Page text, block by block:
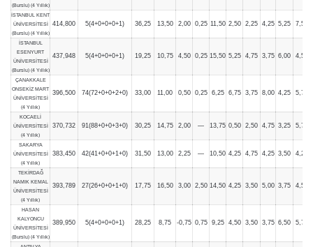
(Burslu) (4 Yıllık)
İSTANBUL KENT
ÜNİVERSİTESİ
(Burslu) (4 Yıllık)
414,800 5(4+0+0+0+1) 36,25 13,50 2,00 0,25 11,50 2,50 2,25 4,25 5,25 7,50
İSTANBUL
ESENYURT
ÜNİVERSİTESİ
(Burslu) (4 Yıllık)
437,948 5(4+0+0+0+1) 19,25 10,75 4,50 0,25 15,50 5,25 4,75 3,75 6,00 4,50
ÇANAKKALE
ONSEKİZ MART
ÜNİVERSİTESİ
(4 Yıllık)
396,500 74(72+0+0+2+0) 33,00 11,00 0,50 0,25 6,25 6,75 3,75 8,00 4,25 5,75
KOCAELİ
ÜNİVERSİTESİ
(4 Yıllık)
370,732 91(88+0+0+3+0) 30,25 14,75 2,00 — 13,75 0,50 2,50 4,75 3,25 5,75
SAKARYA
ÜNİVERSİTESİ
(4 Yıllık)
383,450 42(41+0+0+1+0) 31,50 13,00 2,25 — 10,50 4,25 4,75 4,25 3,50 4,25
TEKİRDAĞ
NAMIK KEMAL
ÜNİVERSİTESİ
(4 Yıllık)
393,789 27(26+0+0+1+0) 17,75 16,50 3,00 2,50 14,50 4,25 3,50 5,00 3,75 4,50
HASAN
KALYONCU
ÜNİVERSİTESİ
(Burslu) (4 Yıllık)
389,950 5(4+0+0+0+1) 28,25 8,75 -0,75 0,75 9,25 4,50 3,50 3,75 6,50 5,75